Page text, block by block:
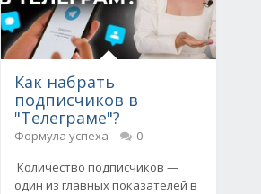
Как набрать
подписчиков в
"Телеграме"?
Формула успеха
0
Количество подписчиков —
один из главных показателей в